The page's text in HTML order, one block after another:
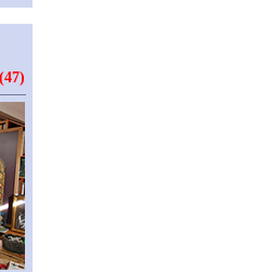
(47)